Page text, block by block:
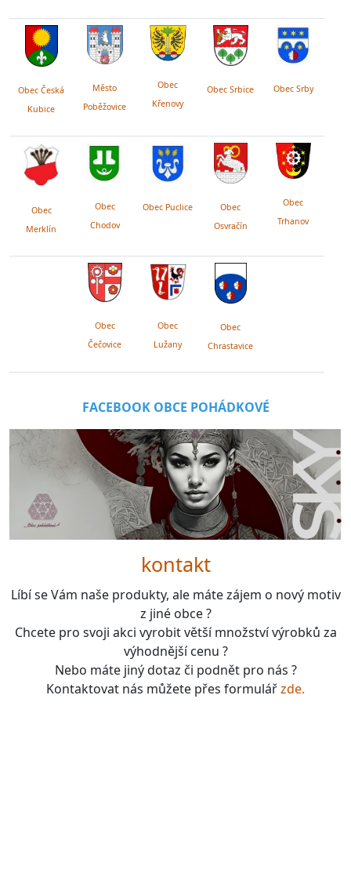
Obec Česká
Kubice
Město
Poběžovice
Obec
Křenovy
Obec Srbice Obec Srby
Obec
Merklín
Obec
Chodov
Obec Puclice
Obec
Osvračín
Obec
Trhanov
Obec
Čečovice
Obec
Lužany
Obec
Chrastavice
FACEBOOK OBCE POHÁDKOVÉ
kontakt
Líbí se Vám naše produkty, ale máte zájem o nový motiv
z jiné obce ?
Chcete pro svoji akci vyrobit větší množství výrobků za
výhodnější cenu ?
Nebo máte jiný dotaz či podnět pro nás ?
Kontaktovat nás můžete přes formulářzde.